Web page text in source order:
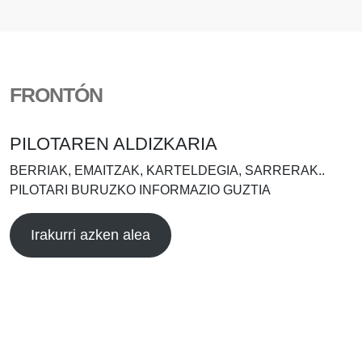
FRONTÓN
PILOTAREN ALDIZKARIA
BERRIAK, EMAITZAK, KARTELDEGIA, SARRERAK..
PILOTARI BURUZKO INFORMAZIO GUZTIA
Irakurri azken alea